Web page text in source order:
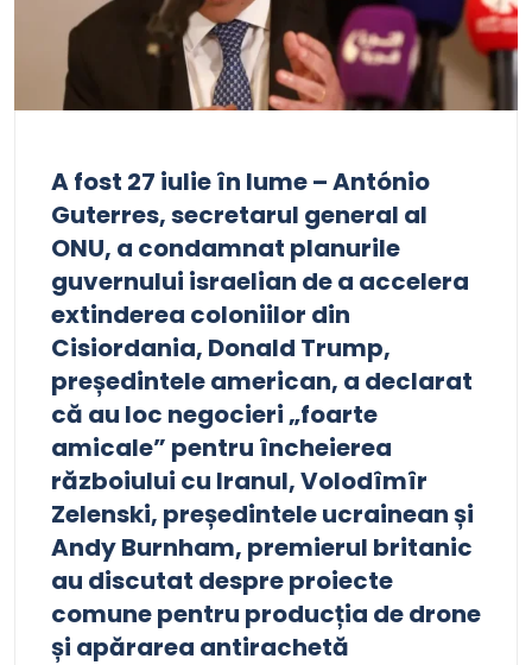
A fost 27 iulie în lume – António
Guterres, secretarul general al
ONU, a condamnat planurile
guvernului israelian de a accelera
extinderea coloniilor din
Cisiordania, Donald Trump,
președintele american, a declarat
că au loc negocieri „foarte
amicale” pentru încheierea
războiului cu Iranul, Volodîmîr
Zelenski, președintele ucrainean și
Andy Burnham, premierul britanic
au discutat despre proiecte
comune pentru producția de drone
și apărarea antirachetă